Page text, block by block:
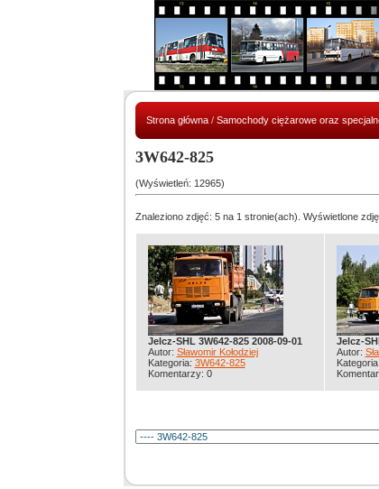
Strona główna/ Samochody ciężarowe oraz
3W642-825
(Wyświetleń: 12965)
Znaleziono zdjęć: 5 na 1 stronie(ach). Wyświetlone
Jelcz-SHL 3W642-825 2008-09-01
Autor: Sławomir Kołodziej
Kategoria: 3W642-825
Komentarzy: 0
Jelcz-
Autor:
Kategoria: